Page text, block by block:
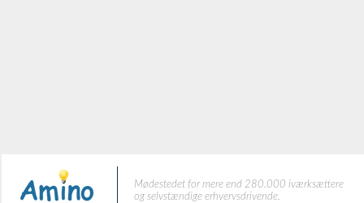
Mødestedet for mere end 280.000 iværksættere
og selvstændige erhvervsdrivende.